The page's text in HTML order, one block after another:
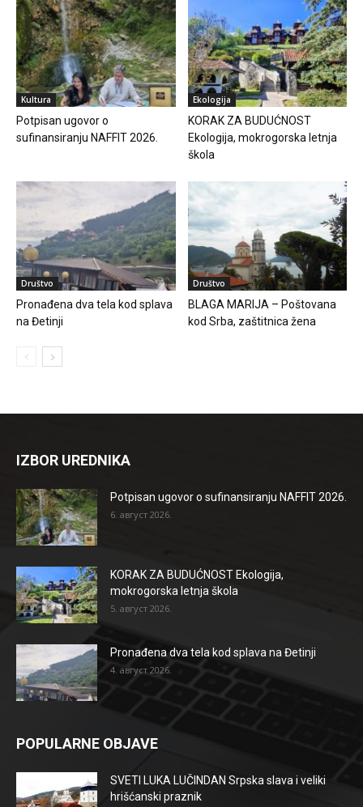
Kultura
Potpisan ugovor o
sufinansiranju NAFFIT 2026.
Ekologija
KORAK ZA BUDUĆNOST
Ekologija, mokrogorska letnja
škola
Društvo
Pronađena dva tela kod splava
na Đetinji
Društvo
BLAGA MARIJA – Poštovana
kod Srba, zaštitnica žena
IZBOR UREDNIKA
Potpisan ugovor o sufinansiranju NAFFIT 2026.
6. август 2026.
KORAK ZA BUDUĆNOST Ekologija,
mokrogorska letnja škola
5. август 2026.
Pronađena dva tela kod splava na Đetinji
4. август 2026.
POPULARNE OBJAVE
SVETI LUKA LUČINDAN Srpska slava i veliki
hrišćanski praznik